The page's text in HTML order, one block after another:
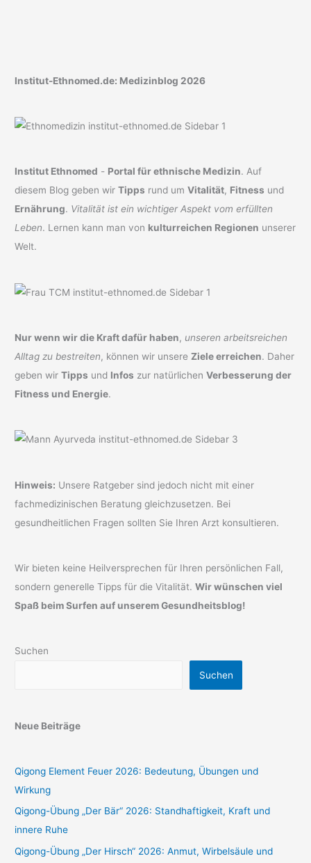
Institut-Ethnomed.de: Medizinblog 2026
Institut Ethnomed - Portal für ethnische Medizin. Auf
diesem Blog geben wirTipps rund umVitalität, Fitness und
Ernährung. Vitalität ist ein wichtiger Aspekt vom erfüllten
Leben. Lernen kann man von kulturreichen Regionen unserer
Welt.
Nur wenn wir die Kraft dafür haben, unseren arbeitsreichen
Alltag zu bestreiten, können wir unsereZiele erreichen. Daher
geben wirTipps und Infos zur natürlichenVerbesserung der
Fitness und Energie.
Hinweis: Unsere Ratgeber sind jedoch nicht mit einer
fachmedizinischen Beratung gleichzusetzen. Bei
gesundheitlichen Fragen sollten Sie Ihren Arzt konsultieren.
Wir bieten keine Heilversprechen für Ihren persönlichen Fall,
sondern generelle Tipps für die Vitalität.Wir wünschen viel
Spaß beim Surfen auf unserem Gesundheitsblog!
Suchen
Suchen
Neue Beiträge
Qigong Element Feuer 2026: Bedeutung, Übungen und
Wirkung
Qigong-Übung „Der Bär“ 2026: Standhaftigkeit, Kraft und
innere Ruhe
Qigong-Übung „Der Hirsch“ 2026: Anmut, Wirbelsäule und